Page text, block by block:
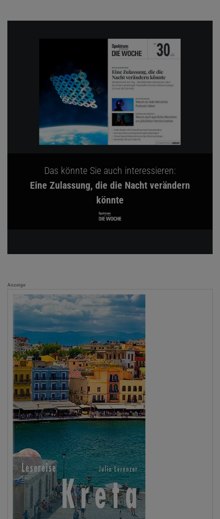
Das könnte Sie auch interessieren:
Eine Zulassung, die die Nacht verändern
könnte
Anzeige